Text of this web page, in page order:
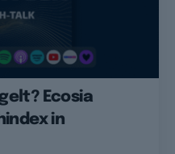
Ecosia
in